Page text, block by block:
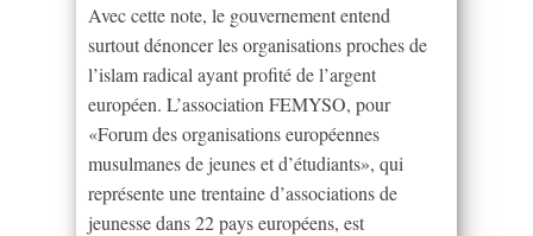
Avec cette note, le gouvernement entend
surtout dénoncer les organisations proches de
l’islam radical ayant profité de l’argent
européen. L’association FEMYSO, pour
«Forum des organisations européennes
musulmanes de jeunes et d’étudiants», qui
représente une trentaine d’associations de
jeunesse dans 22 pays européens, est